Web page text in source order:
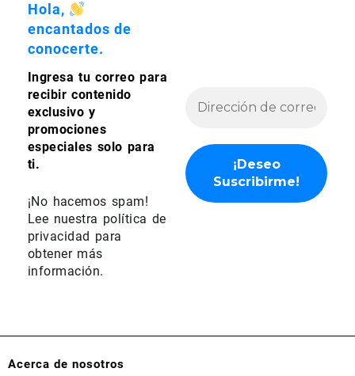
Hola,
encantados de
conocerte.
Ingresa tu correo para
recibir contenido
exclusivo y
promociones
especiales solo para
ti.
¡No hacemos spam!
Lee nuestra política de
privacidad para
obtener más
información.
Acerca de nosotros